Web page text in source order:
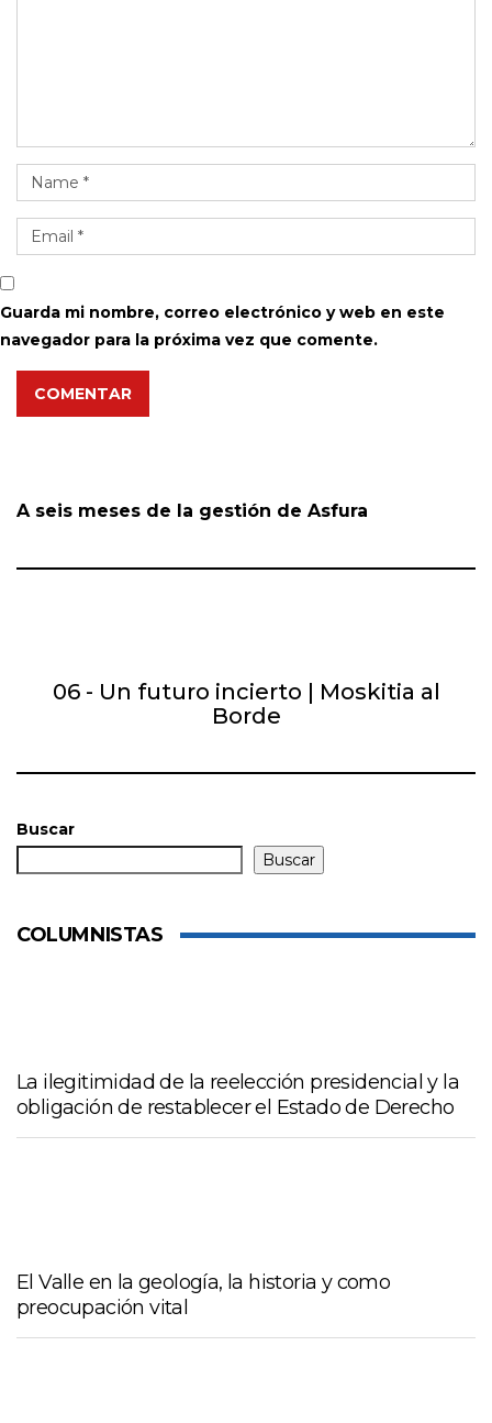
Guarda mi nombre, correo electrónico y web en este
navegador para la próxima vez que comente.
COMENTAR
A seis meses de la gestión de Asfura
06 - Un futuro incierto | Moskitia al
Borde
Buscar
Buscar
COLUMNISTAS
La ilegitimidad de la reelección presidencial y la
obligación de restablecer el Estado de Derecho
El Valle en la geología, la historia y como
preocupación vital